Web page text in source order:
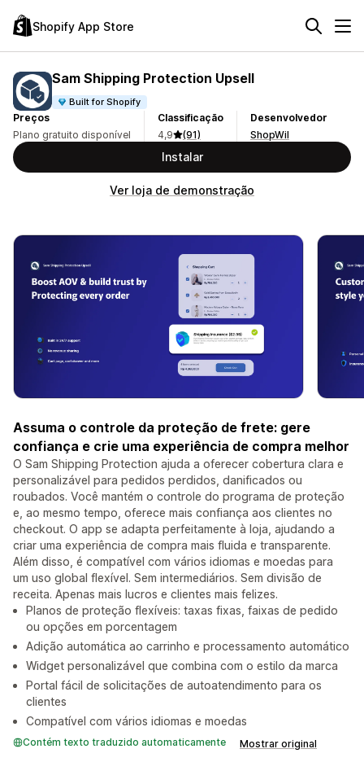
Shopify App Store
Sam Shipping Protection Upsell
Built for Shopify
Preços
Plano gratuito disponível
Classificação
4,9
(91)
Desenvolvedor
ShopWil
Instalar
Ver loja de demonstração
Assuma o controle da proteção de frete: gere
confiança e crie uma experiência de compra melhor
O Sam Shipping Protection ajuda a oferecer cobertura clara e
personalizável para pedidos perdidos, danificados ou
roubados. Você mantém o controle do programa de proteção
e, ao mesmo tempo, oferece mais confiança aos clientes no
checkout. O app se adapta perfeitamente à loja, ajudando a
criar uma experiência de compra mais fluida e transparente.
Além disso, é compatível com vários idiomas e moedas para
um uso global flexível. Sem intermediários. Sem divisão de
receita. Apenas mais lucros e clientes mais felizes.
Planos de proteção flexíveis: taxas fixas, faixas de pedido
ou opções em porcentagem
Adição automática ao carrinho e processamento automático
Widget personalizável que combina com o estilo da marca
Portal fácil de solicitações de autoatendimento para os
clientes
Compatível com vários idiomas e moedas
Contém texto traduzido automaticamente Mostrar original